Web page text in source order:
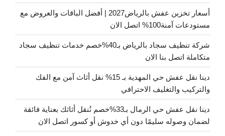
أسعار تخزين عفش بالرياض2027 | أفضل الباقات والعروض مع
مستودعات آمنة100% اتصل الان
شركة تنظيف سجاد بالرياض بـ40%خصم خدمات تنظيف سجاد
متكاملة اتصل بنا الان
دينا نقل عفش حي المهدية بـ 15% نقل أثاث آمن مع الفك
والتركيب والتغليف الاحترافي
دينا نقل عفش حي الرمال بـ33%خصم نُنقل أثاثك بعناية فائقة
لضمان وصوله سليمًا دون أي خدوش أو كسور اتصل الان